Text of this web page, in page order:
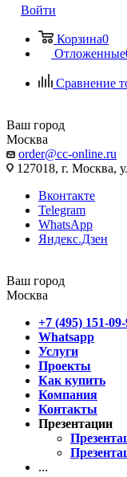
Войти
Корзина0
Отложенные
Сравнение
Ваш город
Москва
order@cc-online.ru
127018, г. Москва,
Вконтакте
Telegram
WhatsApp
Яндекс.Дзен
Ваш город
Москва
+7 (495) 151-
Whatsapp
Услуги
Проекты
Как купить
Компания
Контакты
Презентации
...